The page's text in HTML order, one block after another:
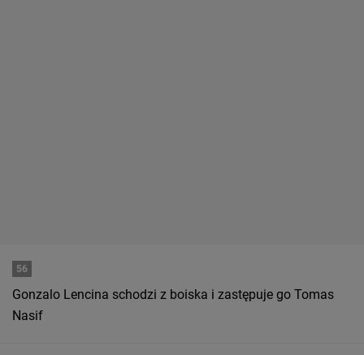
56
Gonzalo Lencina schodzi z boiska i zastępuje go Tomas
Nasif